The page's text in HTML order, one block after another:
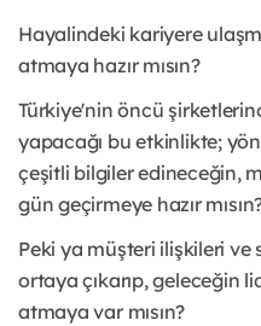
Hayalindeki kariyere
atmaya hazır mısın?
Türkiye'nin öncü
yapacağı bu etkinlikte;
çeşitli bilgiler edineceğin,
gün geçirmeye hazır
Peki ya müşteri ilişkileri ve
ortaya çıkarıp, geleceğin
atmaya var mısın?